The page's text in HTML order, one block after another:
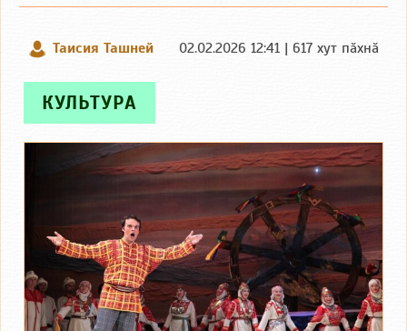
Таисия Ташней 02.02.2026 12:41 | 617 хут пӑхнӑ
КУЛЬТУРА